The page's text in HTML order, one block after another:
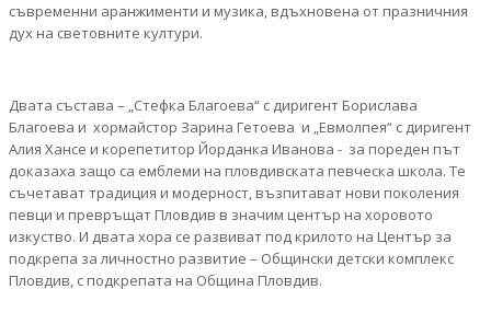
съвременни аранжименти и музика, вдъхновена от празничния
дух на световните култури.
Двата състава – „Стефка Благоева“ с диригент Борислава
Благоева и хормайстор Зарина Гетоева и „Евмолпея“ с диригент
Алия Хансе и корепетитор Йорданка Иванова - за пореден път
доказаха защо са емблеми на пловдивската певческа школа. Те
съчетават традиция и модерност, възпитават нови поколения
певци и превръщат Пловдив в значим център на хоровото
изкуство. И двата хора се развиват под крилото на Център за
подкрепа за личностно развитие – Общински детски комплекс
Пловдив, с подкрепата на Община Пловдив.